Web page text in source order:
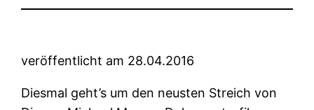
veröffentlicht am 28.04.2016
Diesmal geht’s um den neusten Streich von